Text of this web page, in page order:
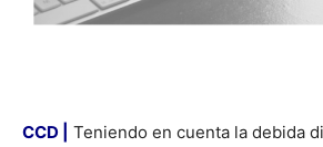
CCD |
Teniendo en cuenta la debida